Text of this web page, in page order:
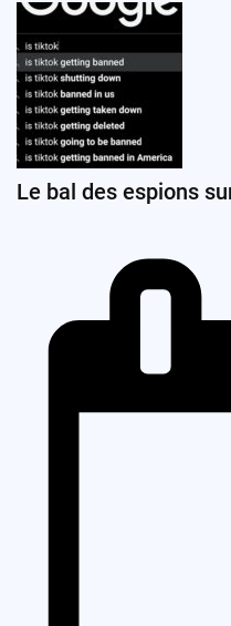
Le bal des espions